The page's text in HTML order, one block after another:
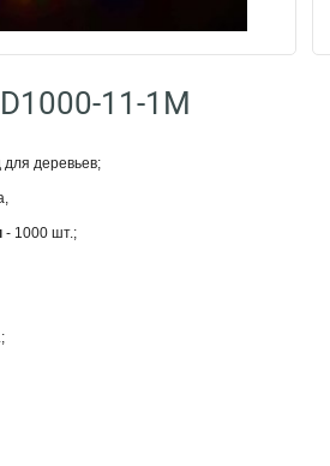
11-1M
для деревьев;
- 1000 шт.;